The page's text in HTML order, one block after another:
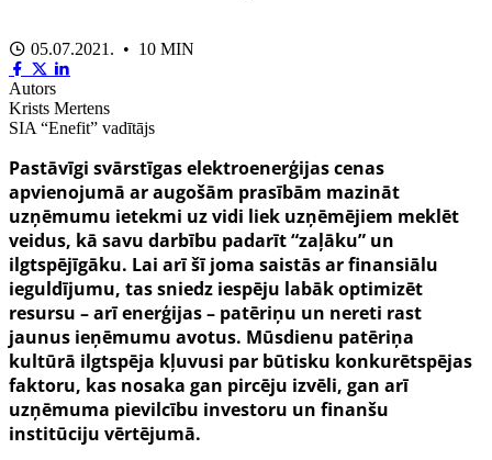
05.07.2021. • 10 MIN
Autors
Krists Mertens
SIA “Enefit” vadītājs
Pastāvīgi svārstīgas elektroenerģijas cenas
apvienojumā ar augošām prasībām mazināt
uzņēmumu ietekmi uz vidi liek uzņēmējiem meklēt
veidus, kā savu darbību padarīt “zaļāku” un
ilgtspējīgāku. Lai arī šī joma saistās ar finansiālu
ieguldījumu, tas sniedz iespēju labāk optimizēt
resursu – arī enerģijas – patēriņu un nereti rast
jaunus ieņēmumu avotus. Mūsdienu patēriņa
kultūrā ilgtspēja kļuvusi par būtisku konkurētspējas
faktoru, kas nosaka gan pircēju izvēli, gan arī
uzņēmuma pievilcību investoru un finanšu
institūciju vērtējumā.